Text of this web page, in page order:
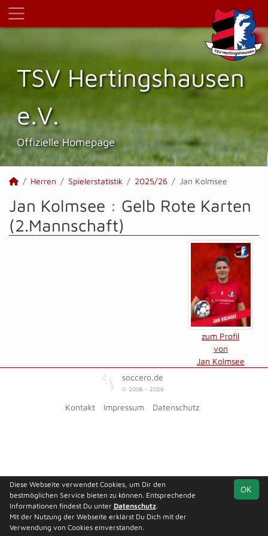
TSV Hertings­hausen
e.V.
Offizielle Homepage
Herren Spielerstatistik 2025/26 Jan Kolmsee
Jan Kolmsee : Gelb Rote Karten
(2.Mannschaft)
zum Profil
von
Jan Kolmsee
soccero.de
© 2006 - 2026
Kontakt Impressum Datenschutz
OK
Diese Webseite verwendet Cookies, um Dir den
bestmöglichen Service bieten zu können. Entsprechende
Informationen findest Du unter Datenschutz.
Mit der Nutzung der Webseite erklärst Du Dich mit der
Verwendung von Cookies einverstanden.